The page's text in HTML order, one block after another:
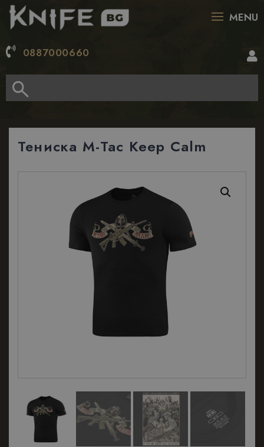
MENU
0887000660
Тениска M-Tac Keep Calm